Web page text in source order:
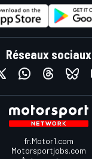
Réseaux sociaux
fr.Motor1.com
Motorsportjobs.com